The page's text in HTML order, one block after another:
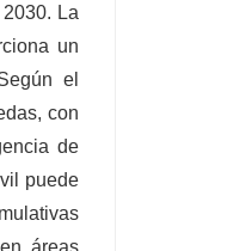
La
un
el
con
de
puede
áreas